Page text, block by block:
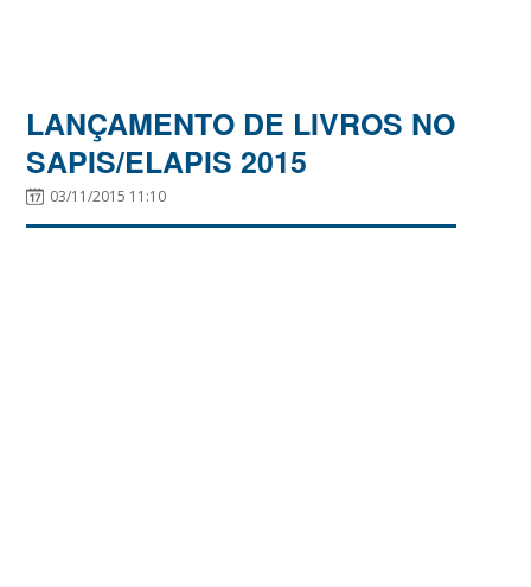
LANÇAMENTO DE LIVROS NO
SAPIS/ELAPIS 2015
03/11/2015 11:10